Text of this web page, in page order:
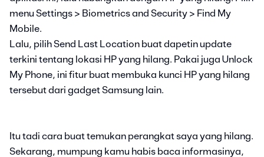
menu Settings > Biometrics and Security > Find My
Mobile.
Lalu, pilih Send Last Location buat dapetin update
terkini tentang lokasi HP yang hilang. Pakai juga Unlock
My Phone, ini fitur buat membuka kunci HP yang hilang
tersebut dari gadget Samsung lain.
Itu tadi cara buat temukan perangkat saya yang hilang.
Sekarang, mumpung kamu habis baca informasinya,